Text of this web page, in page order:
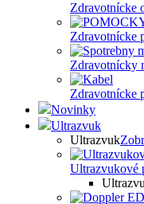
Zdravotnícke
Zdravotnícke
Zdravotnícky
Zdravotnícke
Novinky
Ultrazvuk
Ultrazvuk
Ultrazvukové